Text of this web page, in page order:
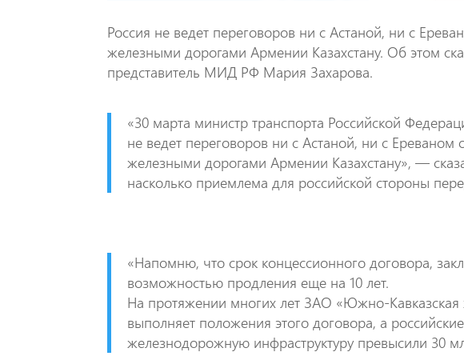
Россия не ведет переговоров ни с Астаной, ни с
железными дорогами Армении Казахстану. Об этом
представитель МИД РФ Мария Захарова.
«30 марта министр транспорта Российской
не ведет переговоров ни с Астаной, ни с
железными дорогами Армении Казахстану», —
насколько приемлема для российской стороны
«Напомню, что срок концессионного договора,
возможностью продления еще на 10 лет.
На протяжении многих лет ЗАО «Южно-Кавказская
выполняет положения этого договора, а
железнодорожную инфраструктуру превысили 30